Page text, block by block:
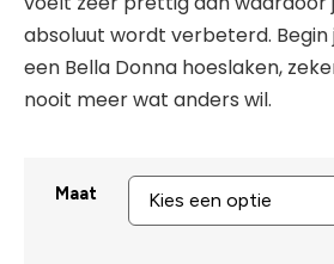
absoluut wordt verbeterd. Begin
een Bella Donna hoeslaken,
nooit meer wat anders wil.
Maat